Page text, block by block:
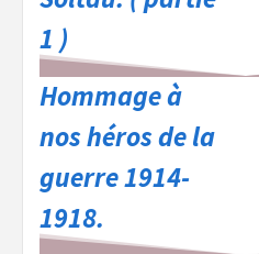
1 )
Hommage à
nos héros de la
guerre 1914-
1918.